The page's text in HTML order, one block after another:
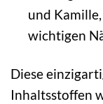
und
wichtigen
Diese
Inhaltsstoffen